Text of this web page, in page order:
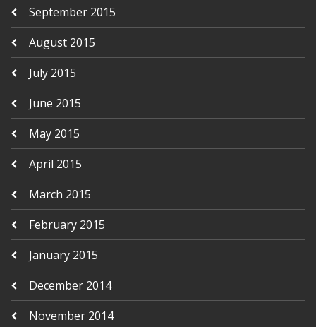
September 2015
August 2015
July 2015
June 2015
May 2015
April 2015
March 2015
February 2015
January 2015
December 2014
November 2014